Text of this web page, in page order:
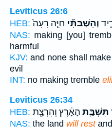
Leviticus 26:6
HEB:
וְהִשְׁבַּתִּ֞י חַיָּ֤ה רָעָה֙
NAS: making [you]
harmful
KJV: and none shall
evil
INT: no making tremble
Leviticus 26:34
HEB:
תִּשְׁבַּ֣ת הָאָ֔רֶץ וְהִרְצָ֖ת
NAS: the land will rest